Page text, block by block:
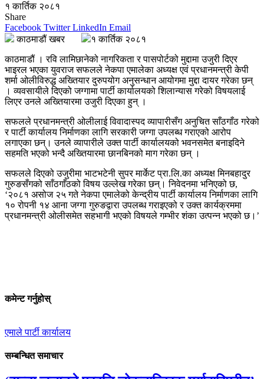
१ कार्तिक २०८१
Share
Facebook Twitter LinkedIn Email
काठमाडौं खबर
१ कार्तिक २०८१
काठमाडौं । रवि लामिछानेको नागरिकता र पासपोर्टको मुद्दामा उजुरी दिएर
भाइरल भएका युवराज सफलले नेकपा एमालेका अध्यक्ष एवं प्रधानमन्त्री केपी
शर्मा ‌ओलीविरुद्ध अख्तियार दुरुपयोग अनुसन्धान आयोगमा मुद्दा दायर गरेका छन्
। व्यवसायीले दिएको जग्गामा पार्टी कार्यालयको शिलान्यास गरेको विषयलाई
लिएर उनले अख्तियारमा उजुरी दिएका हुन् ।
सफलले प्रधानमन्त्री ओलीलाई विवादास्पद व्यापारीसँग अनुचित साँठगाँठ गरेको
र पार्टी कार्यालय निर्माणका लागि सरकारी जग्गा उपलब्ध गराएको आरोप
लगाएका छन्। उनले व्यापारीले उक्त पार्टी कार्यालयको भवनसमेत बनाइदिने
सहमति भएको भन्दै अख्तियारमा छानबिनको माग गरेका छन् ।
सफलले दिएको उजुरीमा भाटभटेनी सुपर मार्केट प्रा.लि.का अध्यक्ष मिनबहादुर
गुरुङसँगको साँठगाँठको विषय उल्लेख गरेका छन्। निवेदनमा भनिएको छ,
‘२०८१ असोज २५ गते नेकपा एमालेको केन्द्रीय पार्टी कार्यालय निर्माणका लागि
१० रोपनी १४ आना जग्गा गुरुङद्वारा उपलब्ध गराइएको र उक्त कार्यक्रममा
प्रधानमन्त्री ओलीसमेत सहभागी भएको विषयले गम्भीर शंका उत्पन्न भएको छ।’
कमेन्ट गर्नुहोस्
एमाले पार्टी कार्यालय
सम्बन्धित समाचार